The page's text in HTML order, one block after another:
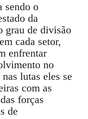
sendo o
da
grau de divisão
cada setor,
enfrentar
no
lutas eles se
com as
forças
de